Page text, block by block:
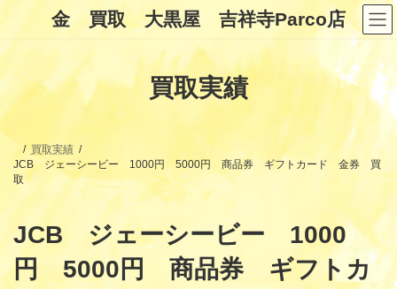
ン
キ
ッ
ー
に
移
金 買取 大黒屋 吉祥寺Parco店
買取実績
買取実績
JCB ジェーシービー 1000円 5000円 商品券 ギフトカード 金券 買
取
JCB ジェーシービー 1000
円 5000円 商品券 ギフトカ